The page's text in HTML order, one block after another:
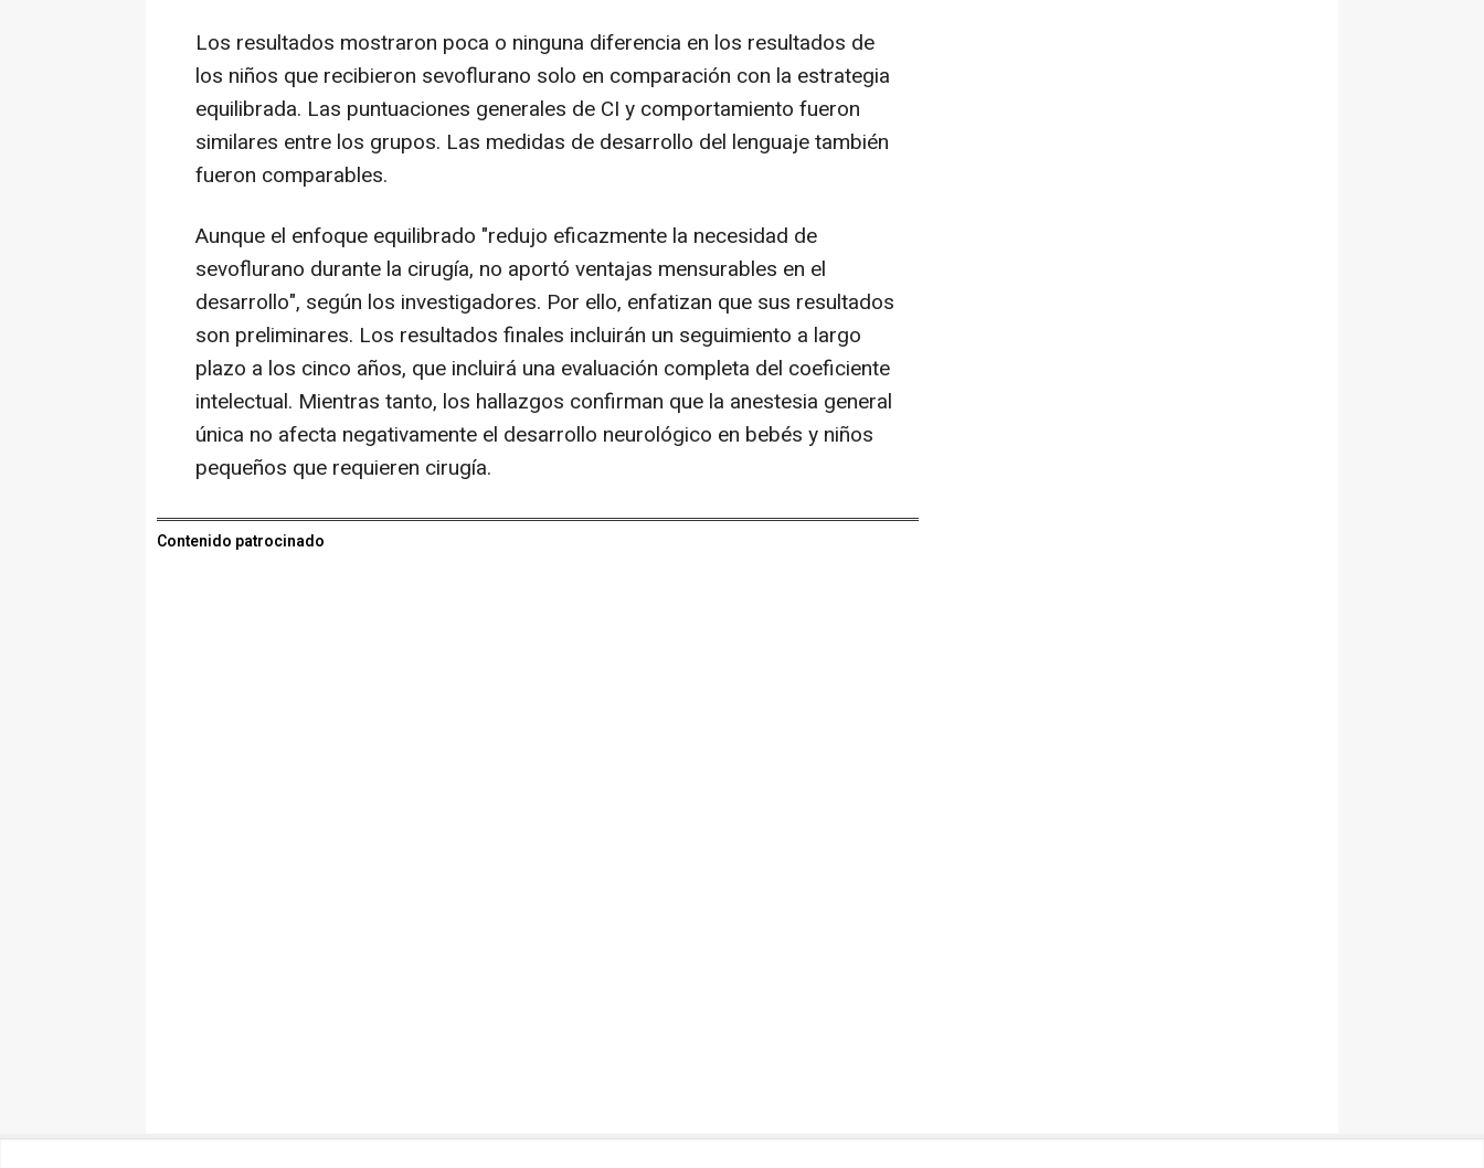
Los resultados mostraron poca o ninguna diferencia en los resultados de
los niños que recibieron sevoflurano solo en comparación con la estrategia
equilibrada. Las puntuaciones generales de CI y comportamiento fueron
similares entre los grupos. Las medidas de desarrollo del lenguaje también
fueron comparables.
Aunque el enfoque equilibrado "redujo eficazmente la necesidad de
sevoflurano durante la cirugía, no aportó ventajas mensurables en el
desarrollo", según los investigadores. Por ello, enfatizan que sus resultados
son preliminares. Los resultados finales incluirán un seguimiento a largo
plazo a los cinco años, que incluirá una evaluación completa del coeficiente
intelectual. Mientras tanto, los hallazgos confirman que la anestesia general
única no afecta negativamente el desarrollo neurológico en bebés y niños
pequeños que requieren cirugía.
Contenido patrocinado